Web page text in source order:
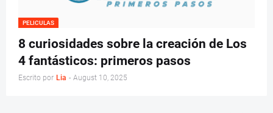
PELICULAS
8 curiosidades sobre la creación de Los
4 fantásticos: primeros pasos
Escrito por Lia - August 10, 2025